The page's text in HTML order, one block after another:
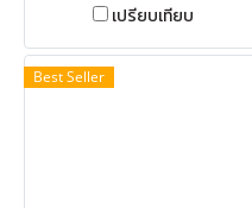
เปรียบเทียบ
Best Seller